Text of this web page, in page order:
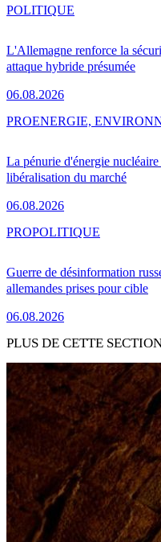
L'Allemagne renforce la
attaque hybride présumée
06.08.2026
POLITIQUE
La pénurie d'énergie
libéralisation du marché
06.08.2026
PROENERGIE,
Guerre de désinformation
allemandes prises pour cible
06.08.2026
PROPOLITIQUE
PLUS DE CETTE